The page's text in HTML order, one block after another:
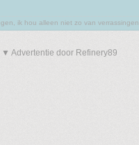
ik hou alleen niet zo van verrassingen
▼ Advertentie door Refinery89